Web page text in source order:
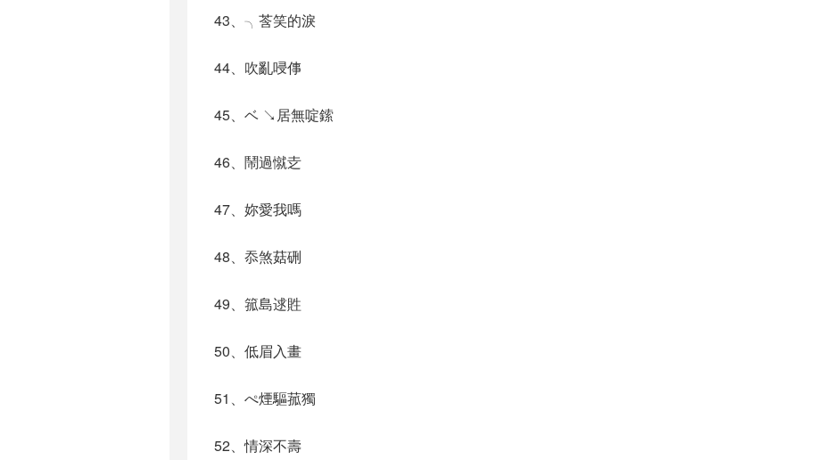
43、╮莟笑的淚
44、吹亂唚倳
45、ベ ↘居無啶鎍
46、鬧過憱赱
47、妳愛我嗎
48、忝煞菇硎
49、箛島逑貹
50、低眉入畫
51、ぺ煙驅菰獨
52、情深不壽